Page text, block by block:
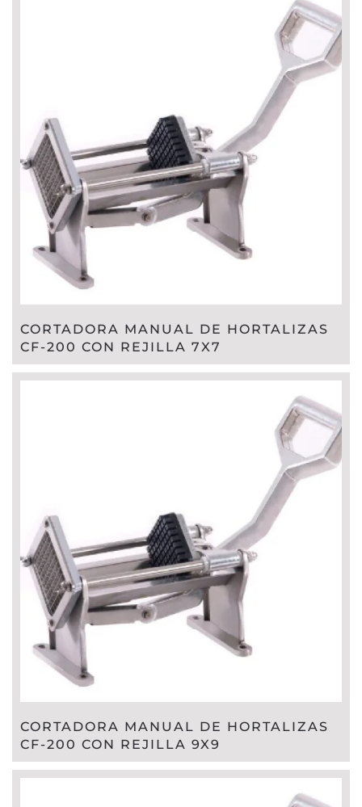
CORTADORA MANUAL DE HORTALIZAS
CF-200 CON REJILLA 7X7
CORTADORA MANUAL DE HORTALIZAS
CF-200 CON REJILLA 9X9